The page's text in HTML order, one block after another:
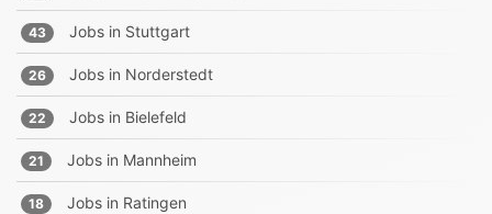
43 Jobs in Stuttgart
26 Jobs in Norderstedt
22 Jobs in Bielefeld
21 Jobs in Mannheim
18 Jobs in Ratingen